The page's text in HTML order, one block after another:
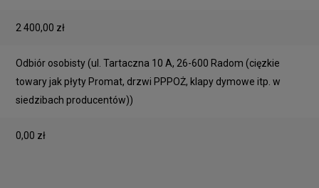
2 400,00 zł
Odbiór osobisty(ul. Tartaczna 10 A, 26-600 Radom (cięzkie
towary jak płyty Promat, drzwi PPPOŻ, klapy dymowe itp. w
siedzibach producentów))
0,00 zł